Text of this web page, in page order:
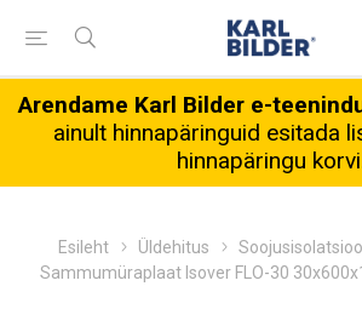
Arendame Karl Bilder e-
ainult hinnapäringuid esitada
hinnapäringu
Esileht Üldehitus
Sammumüraplaat Isover FLO-30